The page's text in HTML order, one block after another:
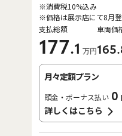
支払総額
177.1 万円
車両価
165
※消費税10%込み
※価格は展示店にて8月
月々定額プラン
頭金・ボーナス払い 0
詳しくはこちら